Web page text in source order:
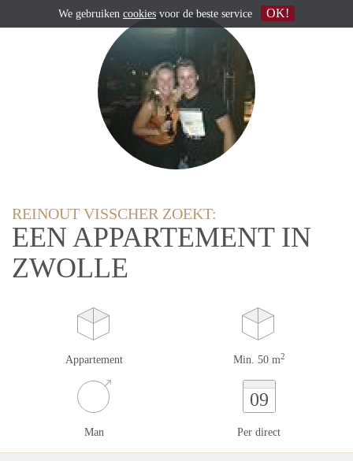
REINOUT VISSCHER ZOEKT:
EEN APPARTEMENT IN
ZWOLLE
Appartement Min. 50 m2
Man
09
Per direct
We gebruiken cookies voor de beste service OK!